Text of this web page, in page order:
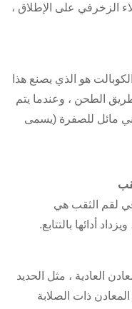
الزخرفي على الإطلاق ،
هو الذي يصنع هذا
الطحن ، وعندما يتم
بني مائل للصفرة (يسمى
لقم الثقب هي
العادية ، مثل الحديد
ذات الصلابة